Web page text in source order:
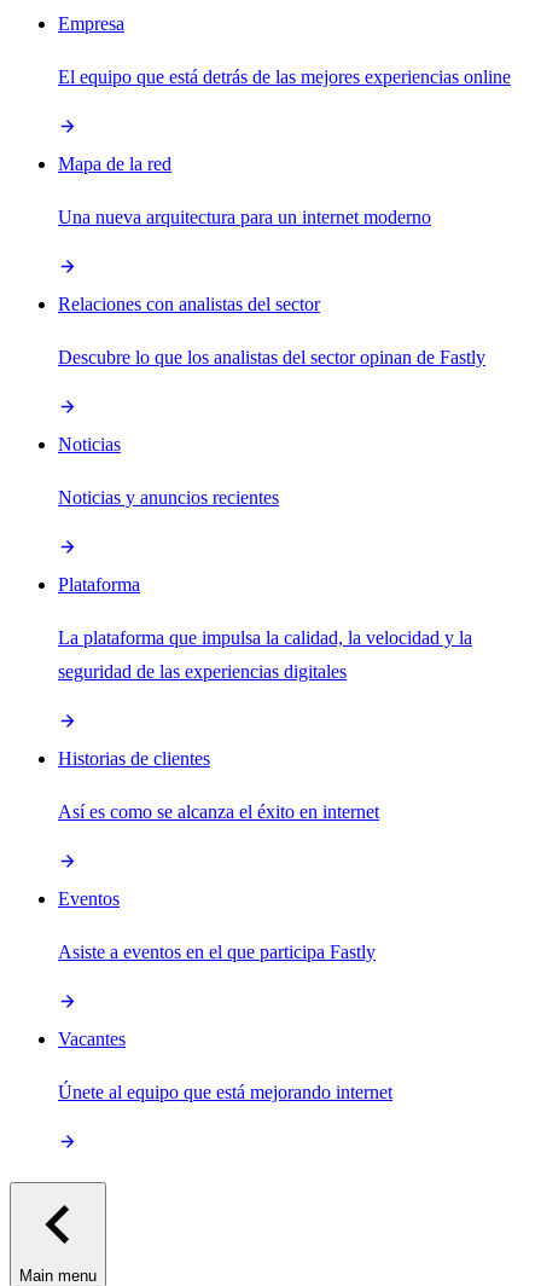
Empresa
El equipo que está detrás de las mejores experiencias online
Mapa de la red
Una nueva arquitectura para un internet moderno
Relaciones con analistas del sector
Descubre lo que los analistas del sector opinan de Fastly
Noticias
Noticias y anuncios recientes
Plataforma
La plataforma que impulsa la calidad, la velocidad y la
seguridad de las experiencias digitales
Historias de clientes
Así es como se alcanza el éxito en internet
Eventos
Asiste a eventos en el que participa Fastly
Vacantes
Únete al equipo que está mejorando internet
Main menu